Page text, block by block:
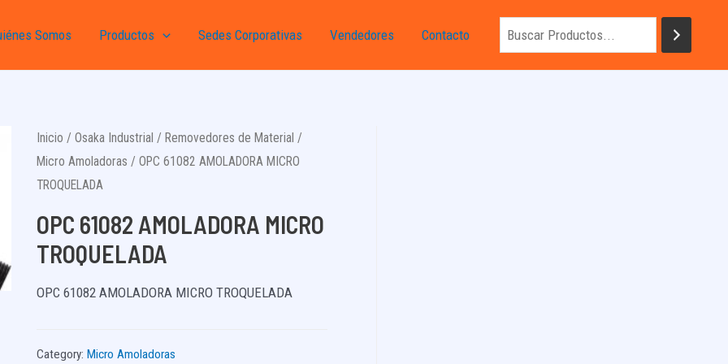
Somos Productos Sedes Corporativas Vendedores Contacto
Inicio / Osaka Industrial / Removedores de Material /
Micro Amoladoras / OPC 61082 AMOLADORA MICRO
TROQUELADA
OPC 61082 AMOLADORA MICRO
TROQUELADA
OPC 61082 AMOLADORA MICRO TROQUELADA
Category: Micro Amoladoras